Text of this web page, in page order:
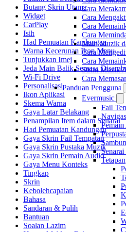
Cara
Cara
Cara
Cara
Main Muzik
Cara
Cara
Strim Muzik
Cara
Panduan Pengguna
Evermusic
Fail
Tetapan
Butang Skrin Utama
Widget
CarPlay
Isih
Had Pemuatan Kandungan
Warna Kecerunan Ikon Menu
Tunjukkan Imej
Jeda Main Balik Semasa
Wi-Fi Drive
Personalisasi
Ikon Aplikasi
Skema Warna
Gaya Latar Belakang
Penampilan Item dalam Senarai
Had Pemuatan Kandungan
Gaya Skrin Fail Tempatan
Gaya Skrin Pustaka Muzik
Gaya Skrin Pemain Audio
Gaya Menu Konteks
Tingkap
Skrin
Kebolehcapaian
Bahasa
Sandaran & Pulih
Bantuan
Soalan Lazim